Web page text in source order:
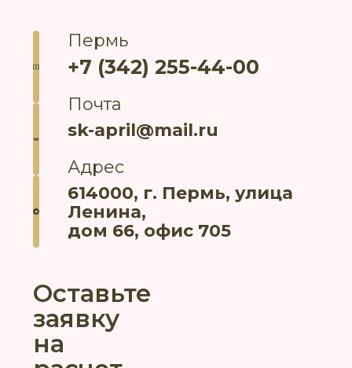
Оставьте
заявку
на
Пермь
+7 (342) 255-44-00
Почта
sk-april@mail.ru
Адрес
614000, г. Пермь, улица
Ленина,
дом 66, офис 705